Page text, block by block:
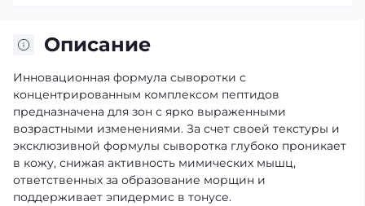
Описание
Инновационная формула сыворотки с
концентрированным комплексом пептидов
предназначена для зон с ярко выраженными
возрастными изменениями. За счет своей текстуры и
эксклюзивной формулы сыворотка глубоко проникает
в кожу, снижая активность мимических мышц,
ответственных за образование морщин и
поддерживает эпидермис в тонусе.